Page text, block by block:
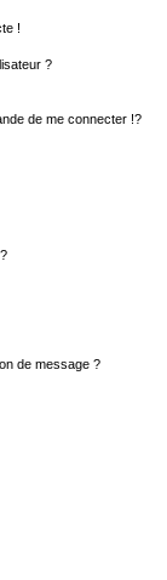
!
?
de me connecter !?
de message ?